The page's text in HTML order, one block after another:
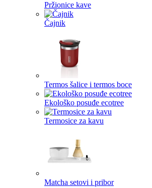
Pržionice kave
Čajnik
Termos šalice i termos boce
Ekološko posuđe ecotree
Termosice za kavu
Matcha setovi i pribor